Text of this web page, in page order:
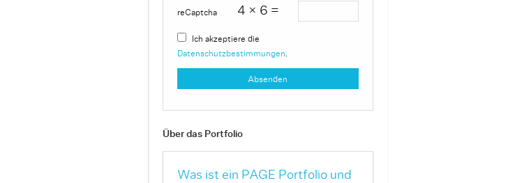
reCaptcha 4 × 6 =
Ich akzeptiere die
Datenschutzbestimmungen
Über das Portfolio
Was ist ein PAGE Portfolio und